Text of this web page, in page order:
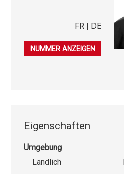
FR | DE
079 701 32 58
NUMMER ANZEIGEN
Eigenschaften
Umgebung
Ländlich